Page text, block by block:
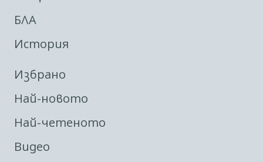
БЛА
История
Избрано
Най-новото
Най-четеното
Видео